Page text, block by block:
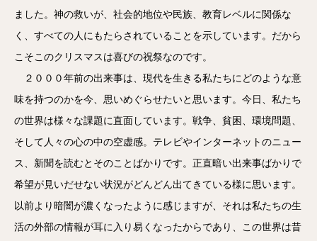
ました。神の救いが、社会的地位や民族、教育レベルに関係な
く、すべての人にもたらされていることを示しています。だから
こそこのクリスマスは喜びの祝祭なのです。
２０００年前の出来事は、現代を生きる私たちにどのような意
味を持つのかを今、思いめぐらせたいと思います。今日、私たち
の世界は様々な課題に直面しています。戦争、貧困、環境問題、
そして人々の心の中の空虚感。テレビやインターネットのニュー
ス、新聞を読むとそのことばかりです。正直暗い出来事ばかりで
希望が見いだせない状況がどんどん出てきている様に思います。
以前より暗闇が濃くなったように感じますが、それは私たちの生
活の外部の情報が耳に入り易くなったからであり、この世界は昔